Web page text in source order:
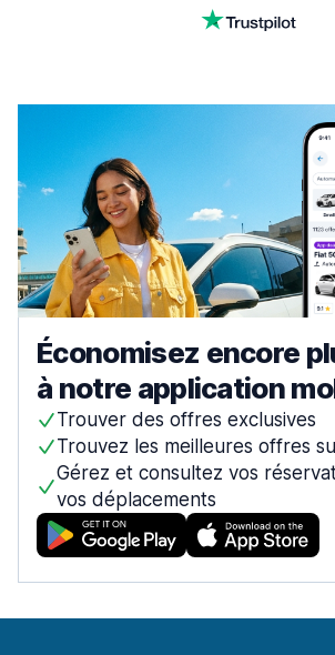
Économisez encore
à notre application
Trouver des offres exclusives
Trouvez les meilleures offres
Gérez et consultez vos
vos déplacements